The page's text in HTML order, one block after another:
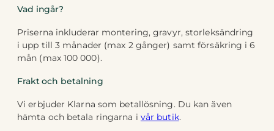
Vad ingår?
Priserna inkluderar montering, gravyr, storleksändring
i upp till 3 månader (max 2 gånger) samt försäkring i 6
mån (max 100 000).
Frakt och betalning
Vi erbjuder Klarna som betallösning. Du kan även
hämta och betala ringarna i vår butik.